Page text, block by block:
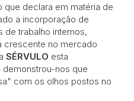
que declara em matéria de
a incorporação de
de trabalho internos,
crescente no mercado
SÉRVULO esta
nos que
com os olhos postos no